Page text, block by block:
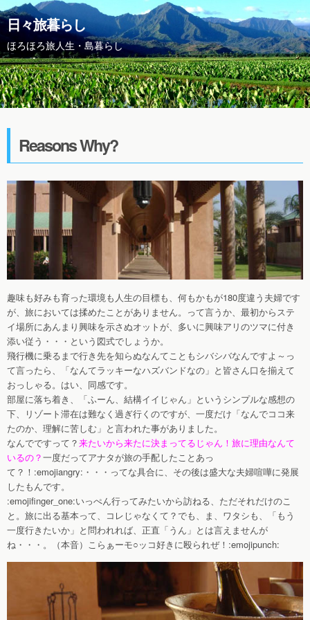
日々旅暮らし
ほろほろ旅人生・島暮らし
Reasons Why?
趣味も好みも育った環境も人生の目標も、何もかもが180度違う夫婦です
が、旅においては揉めたことがありません。って言うか、最初からステ
イ場所にあんまり興味を示さぬオットが、多いに興味アリのツマに付き
添い従う・・・という図式でしょうか。
飛行機に乗るまで行き先を知らぬなんてこともシバシバなんですよ～っ
て言ったら、「なんてラッキーなハズバンドなの」と皆さん口を揃えて
おっしゃる。はい、同感です。
部屋に落ち着き、「ふーん、結構イイじゃん」というシンプルな感想の
下、リゾート滞在は難なく過ぎ行くのですが、一度だけ「なんでココ来
たのか、理解に苦しむ」と言われた事がありました。
なんでですって？来たいから来たに決まってるじゃん！旅に理由なんて
いるの？一度だってアナタが旅の手配したことあっ
て？！:emojiangry:・・・ってな具合に、その後は盛大な夫婦喧嘩に発展
したもんです。
:emojifinger_one:いっぺん行ってみたいから訪ねる、ただそれだけのこ
と。旅に出る基本って、コレじゃなくて？でも、ま、ワタシも、「もう
一度行きたいか」と問われれば、正直「うん」とは言えませんが
ね・・・。（本音）こらぁーモ○ッコ好きに殴られぜ！:emojipunch: